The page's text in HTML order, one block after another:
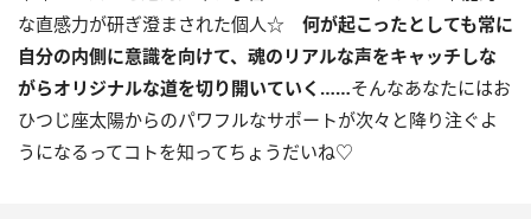
な直感力が研ぎ澄まされた個人☆ 何が起こったとしても常に
自分の内側に意識を向けて、魂のリアルな声をキャッチしな
がらオリジナルな道を切り開いていく……そんなあなたにはお
ひつじ座太陽からのパワフルなサポートが次々と降り注ぐよ
うになるってコトを知ってちょうだいね♡